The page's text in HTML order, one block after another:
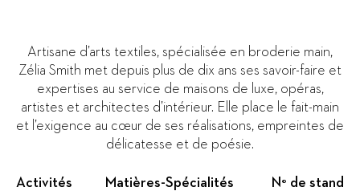
Artisane d’arts textiles, spécialisée en broderie main,
Zélia Smith met depuis plus de dix ans ses savoir-faire et
expertises au service de maisons de luxe, opéras,
artistes et architectes d’intérieur. Elle place le fait-main
et l’exigence au cœur de ses réalisations, empreintes de
délicatesse et de poésie.
Activités Matières-Spécialités
N° de stand